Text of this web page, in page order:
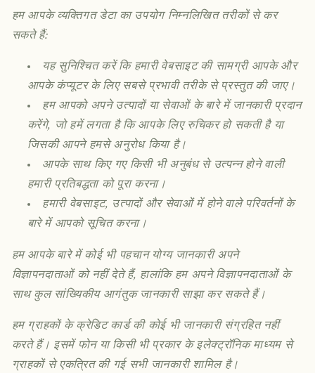
हम आपके व्यक्तिगत डेटा का उपयोग निम्नलिखित तरीकों से कर
सकते हैं:
यह सुनिश्चित करें कि हमारी वेबसाइट की सामग्री आपके और
आपके कंप्यूटर के लिए सबसे प्रभावी तरीके से प्रस्तुत की जाए।
हम आपको अपने उत्पादों या सेवाओं के बारे में जानकारी प्रदान
करेंगे, जो हमें लगता है कि आपके लिए रुचिकर हो सकती है या
जिसकी आपने हमसे अनुरोध किया है।
आपके साथ किए गए किसी भी अनुबंध से उत्पन्न होने वाली
हमारी प्रतिबद्धता को पूरा करना।
हमारी वेबसाइट, उत्पादों और सेवाओं में होने वाले परिवर्तनों के
बारे में आपको सूचित करना।
हम आपके बारे में कोई भी पहचान योग्य जानकारी अपने
विज्ञापनदाताओं को नहीं देते हैं, हालांकि हम अपने विज्ञापनदाताओं के
साथ कुल सांख्यिकीय आगंतुक जानकारी साझा कर सकते हैं।
हम ग्राहकों के क्रेडिट कार्ड की कोई भी जानकारी संग्रहित नहीं
करते हैं। इसमें फोन या किसी भी प्रकार के इलेक्ट्रॉनिक माध्यम से
ग्राहकों से एकत्रित की गई सभी जानकारी शामिल है।